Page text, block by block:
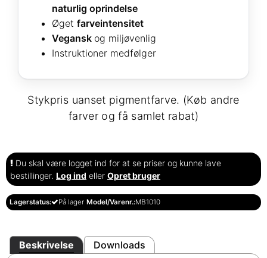
naturlig oprindelse
Øget farveintensitet
Vegansk og miljøvenlig
Instruktioner medfølger
Stykpris uanset pigmentfarve. (Køb andre
farver og få samlet rabat)
Du skal være logget ind for at se priser og kunne lave
bestillinger. Log ind eller Opret bruger
Lagerstatus: På lager Model/Varenr.:MB1010
Beskrivelse Downloads